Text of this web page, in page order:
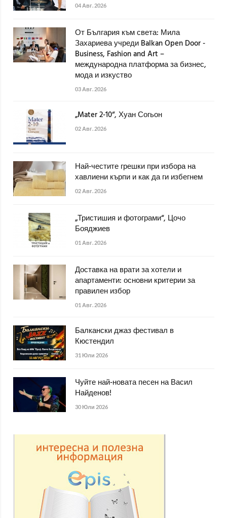
04 Авг. 2026
От България към света: Мила
Захариева учреди Balkan Open Door -
Business, Fashion and Art –
международна платформа за бизнес,
мода и изкуство
03 Авг. 2026
„Mater 2-10“, Хуан Согьон
02 Авг. 2026
Най-честите грешки при избора на
хавлиени кърпи и как да ги избегнем
02 Авг. 2026
„Тристишия и фотограми“, Цочо
Бояджиев
01 Авг. 2026
Доставка на врати за хотели и
апартаменти: основни критерии за
правилен избор
01 Авг. 2026
Балкански джаз фестивал в
Кюстендил
31 Юли 2026
Чуйте най-новата песен на Васил
Найденов!
30 Юли 2026